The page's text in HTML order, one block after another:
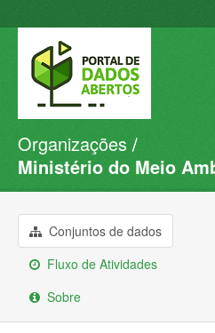
Conjuntos de dados
Organizações
Sobre
Organizações
Ministério do Meio
Conjuntos de dados
Fluxo de Atividades
Sobre